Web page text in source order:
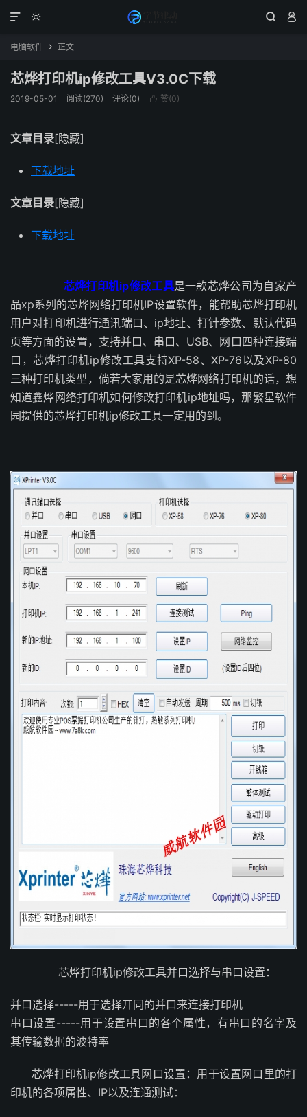
  

电脑软件  正文
芯烨打印机ip修改工具V3.0C下载
2019-05-01 阅读(270) 评论(0)  赞(0)
文章目录[隐藏]
下载地址
文章目录[隐藏]
下载地址
芯烨打印机ip修改工具是一款芯烨公司为自家产
品xp系列的芯烨网络打印机IP设置软件，能帮助芯烨打印机
用户对打印机进行通讯端口、ip地址、打针参数、默认代码
页等方面的设置，支持并口、串口、USB、网口四种连接端
口，芯烨打印机ip修改工具支持XP-58、XP-76以及XP-80
三种打印机类型，倘若大家用的是芯烨网络打印机的话，想
知道鑫烨网络打印机如何修改打印机ip地址吗，那繁星软件
园提供的芯烨打印机ip修改工具一定用的到。
芯烨打印机ip修改工具并口选择与串口设置：
并口选择-----用于选择丌同的并口来连接打印机
串口设置-----用于设置串口的各个属性，有串口的名字及
其传输数据的波特率
芯烨打印机ip修改工具网口设置：用于设置网口里的打
印机的各项属性、IP以及连通测试：